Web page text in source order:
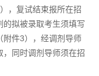
，复试结束报所在招
的拟被录取考生须填写
附件3），经调剂导师
同时调剂导师须在招